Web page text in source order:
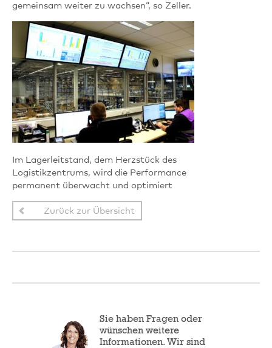
gemeinsam weiter zu wachsen“, so Zeller.
Im Lagerleitstand, dem Herzstück des
Logistikzentrums, wird die Performance
permanent überwacht und optimiert
Zurück zur Übersicht
Sie haben Fragen oder
wünschen weitere
Informationen. Wir sind